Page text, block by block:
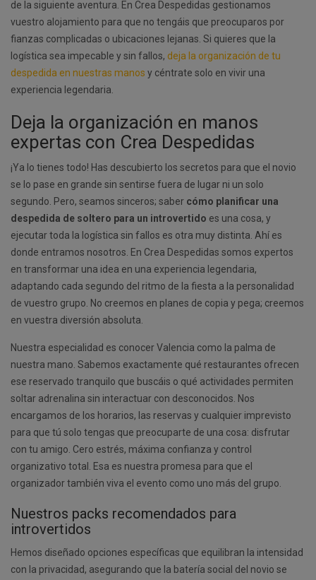
de la siguiente aventura. En Crea Despedidas gestionamos
vuestro alojamiento para que no tengáis que preocuparos por
fianzas complicadas o ubicaciones lejanas. Si quieres que la
logística sea impecable y sin fallos, deja la organización de tu
despedida en nuestras manos y céntrate solo en vivir una
experiencia legendaria.
Deja la organización en manos
expertas con Crea Despedidas
¡Ya lo tienes todo! Has descubierto los secretos para que el novio
se lo pase en grande sin sentirse fuera de lugar ni un solo
segundo. Pero, seamos sinceros; saber cómo planificar una
despedida de soltero para un introvertido es una cosa, y
ejecutar toda la logística sin fallos es otra muy distinta. Ahí es
donde entramos nosotros. En Crea Despedidas somos expertos
en transformar una idea en una experiencia legendaria,
adaptando cada segundo del ritmo de la fiesta a la personalidad
de vuestro grupo. No creemos en planes de copia y pega; creemos
en vuestra diversión absoluta.
Nuestra especialidad es conocer Valencia como la palma de
nuestra mano. Sabemos exactamente qué restaurantes ofrecen
ese reservado tranquilo que buscáis o qué actividades permiten
soltar adrenalina sin interactuar con desconocidos. Nos
encargamos de los horarios, las reservas y cualquier imprevisto
para que tú solo tengas que preocuparte de una cosa: disfrutar
con tu amigo. Cero estrés, máxima confianza y control
organizativo total. Esa es nuestra promesa para que el
organizador también viva el evento como uno más del grupo.
Nuestros packs recomendados para
introvertidos
Hemos diseñado opciones específicas que equilibran la intensidad
con la privacidad, asegurando que la batería social del novio se